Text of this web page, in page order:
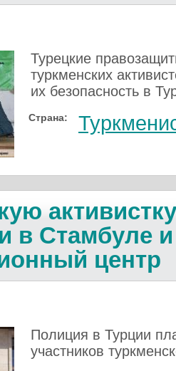
Турецкие
туркменских
их безопасность в
Страна:
в Стамбуле
центр
Полиция в Турции
участников